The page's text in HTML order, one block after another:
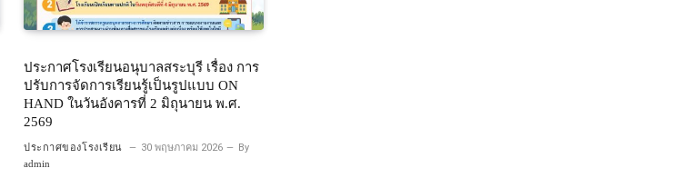
ประกาศโรงเรียนอนุบาลสระบุรี เรื่อง การ
ปรับการจัดการเรียนรู้เป็นรูปแบบ ON
HAND ในวันอังคารที่ 2 มิถุนายน พ.ศ.
2569
ประกาศของโรงเรียน 30 พฤษภาคม 2026 By
admin